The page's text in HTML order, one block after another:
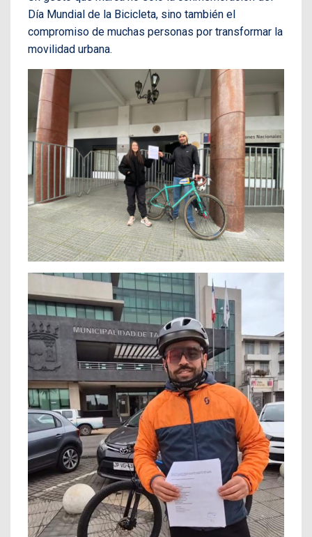
Día Mundial de la Bicicleta, sino también el
compromiso de muchas personas por transformar la
movilidad urbana.